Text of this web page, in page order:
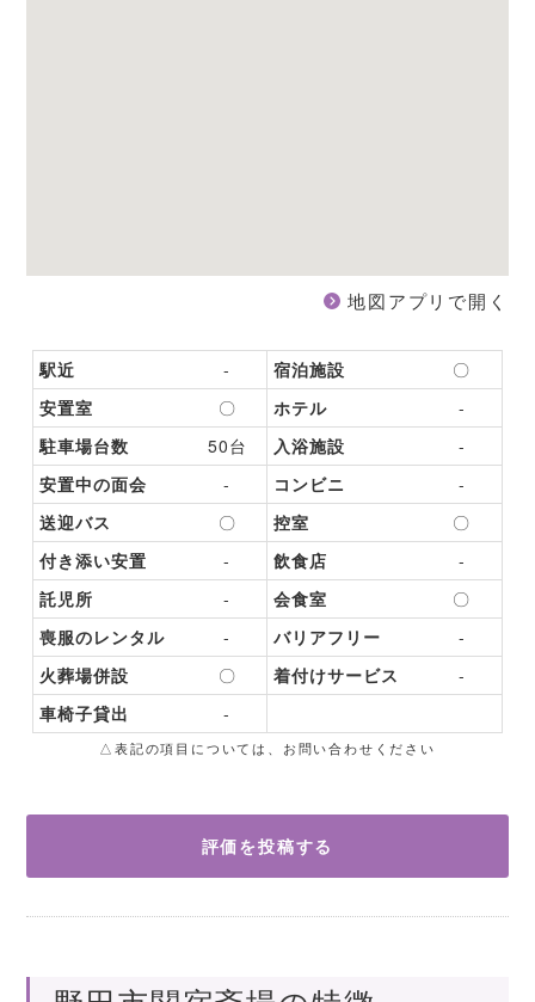
地図アプリで開く
駅近 - 宿泊施設
〇
安置室
〇 ホテル
-
駐車場台数
50台 入浴施設
-
安置中の面会
- コンビニ
-
送迎バス
〇 控室
〇
付き添い安置
- 飲食店
-
託児所
- 会食室
〇
喪服のレンタル
- バリアフリー
-
火葬場併設
〇 着付けサービス
-
車椅子貸出
-
△表記の項目については、お問い合わせください
評価を投稿する